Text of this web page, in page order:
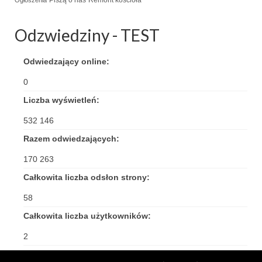
Narodowy Dzień Pamięci “Żołnierzy
Remont plebanii 2017
Kancelaria
Odzwiedziny - TEST
Odwiedzający online:
0
Liczba wyświetleń:
532 146
Razem odwiedzających:
170 263
Całkowita liczba odsłon strony:
58
Całkowita liczba użytkowników:
2